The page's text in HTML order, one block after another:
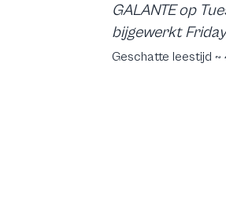
GALANTE op
bijgewerkt
Geschatte leestijd ~